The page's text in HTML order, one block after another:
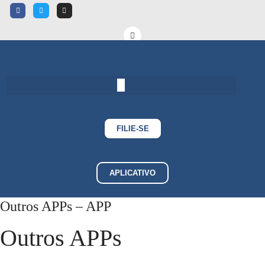
FILIE-SE
APLICATIVO
Outros APPs – APP
Outros APPs